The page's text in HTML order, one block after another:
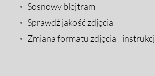
Sosnowy blejtram
Sprawdź jakość zdjęcia
Zmiana formatu zdjęcia -